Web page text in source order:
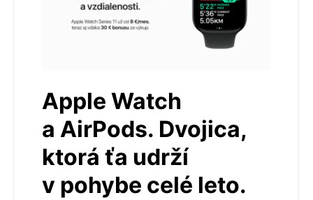
Apple Watch
a AirPods. Dvojica,
ktorá ťa udrží
v pohybe celé leto.